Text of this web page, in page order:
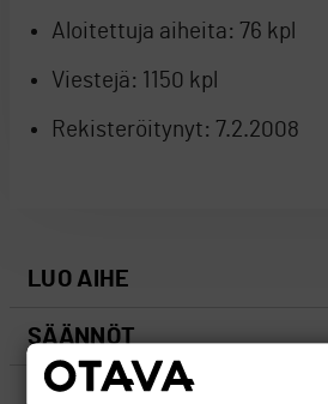
Aloitettuja aiheita: 76 kpl
Viestejä: 1150 kpl
Rekisteröitynyt: 7.2.2008
LUO AIHE
SÄÄNNÖT
OHJEET